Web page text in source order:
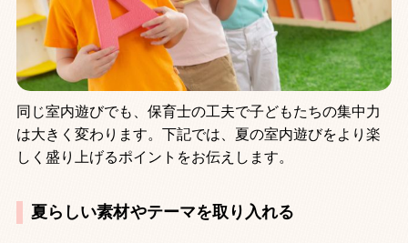
同じ室内遊びでも、保育士の工夫で子どもたちの集中力
は大きく変わります。下記では、夏の室内遊びをより楽
しく盛り上げるポイントをお伝えします。
夏らしい素材やテーマを取り入れる